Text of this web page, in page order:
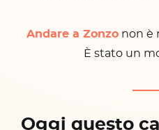
Andare a Zonzonon è
È stato un
Oggi questo